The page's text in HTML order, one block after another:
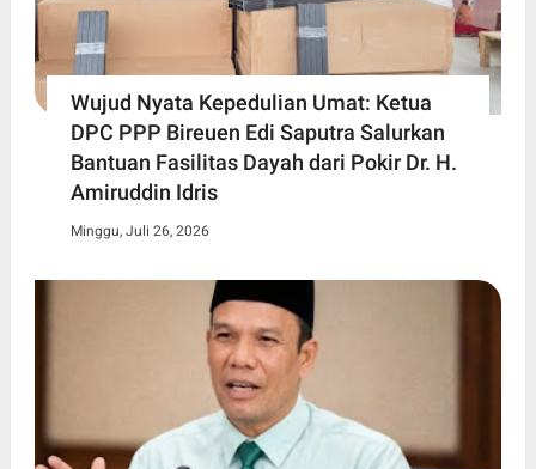
Wujud Nyata Kepedulian Umat: Ketua
DPC PPP Bireuen Edi Saputra Salurkan
Bantuan Fasilitas Dayah dari Pokir Dr. H.
Amiruddin Idris
Minggu, Juli 26, 2026